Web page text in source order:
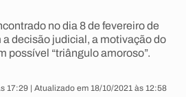
no dia 8 de fevereiro de
a decisão judicial, a motivação do
possível “triângulo amoroso”.
17:29 | Atualizado em 18/10/2021 às 12:58